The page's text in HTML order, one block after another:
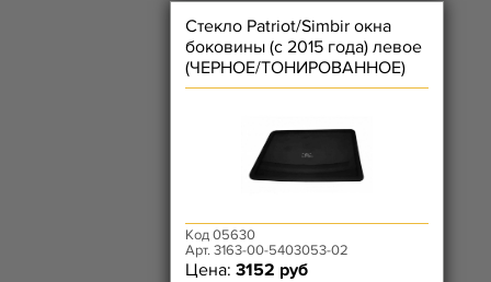
Стекло Patriot/Simbir окна
боковины (с 2015 года) левое
(ЧЕРНОЕ/ТОНИРОВАННОЕ)
Код 05630
Арт. 3163-00-5403053-02
Цена: 3152 руб